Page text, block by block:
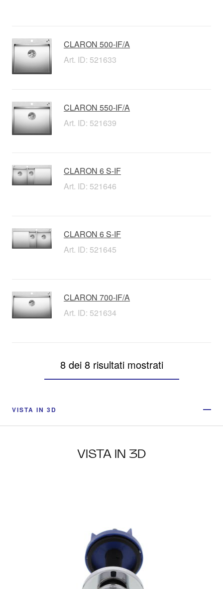
CLARON 500-IF/A
Art. ID: 521633
CLARON 550-IF/A
Art. ID: 521639
CLARON 6 S-IF
Art. ID: 521646
CLARON 6 S-IF
Art. ID: 521645
CLARON 700-IF/A
Art. ID: 521634
8 dei 8 risultati mostrati
VISTA IN 3D
VISTA IN 3D